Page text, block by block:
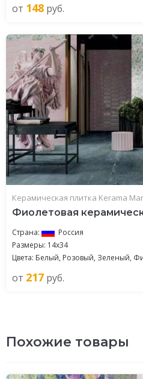
от 148 руб.
Керамическая плитка Kerama
Фиолетовая
Страна:
Россия
Размеры: 14x34
Цвета: Белый, Розовый, Зеленый,
от 217 руб.
Похожие товары